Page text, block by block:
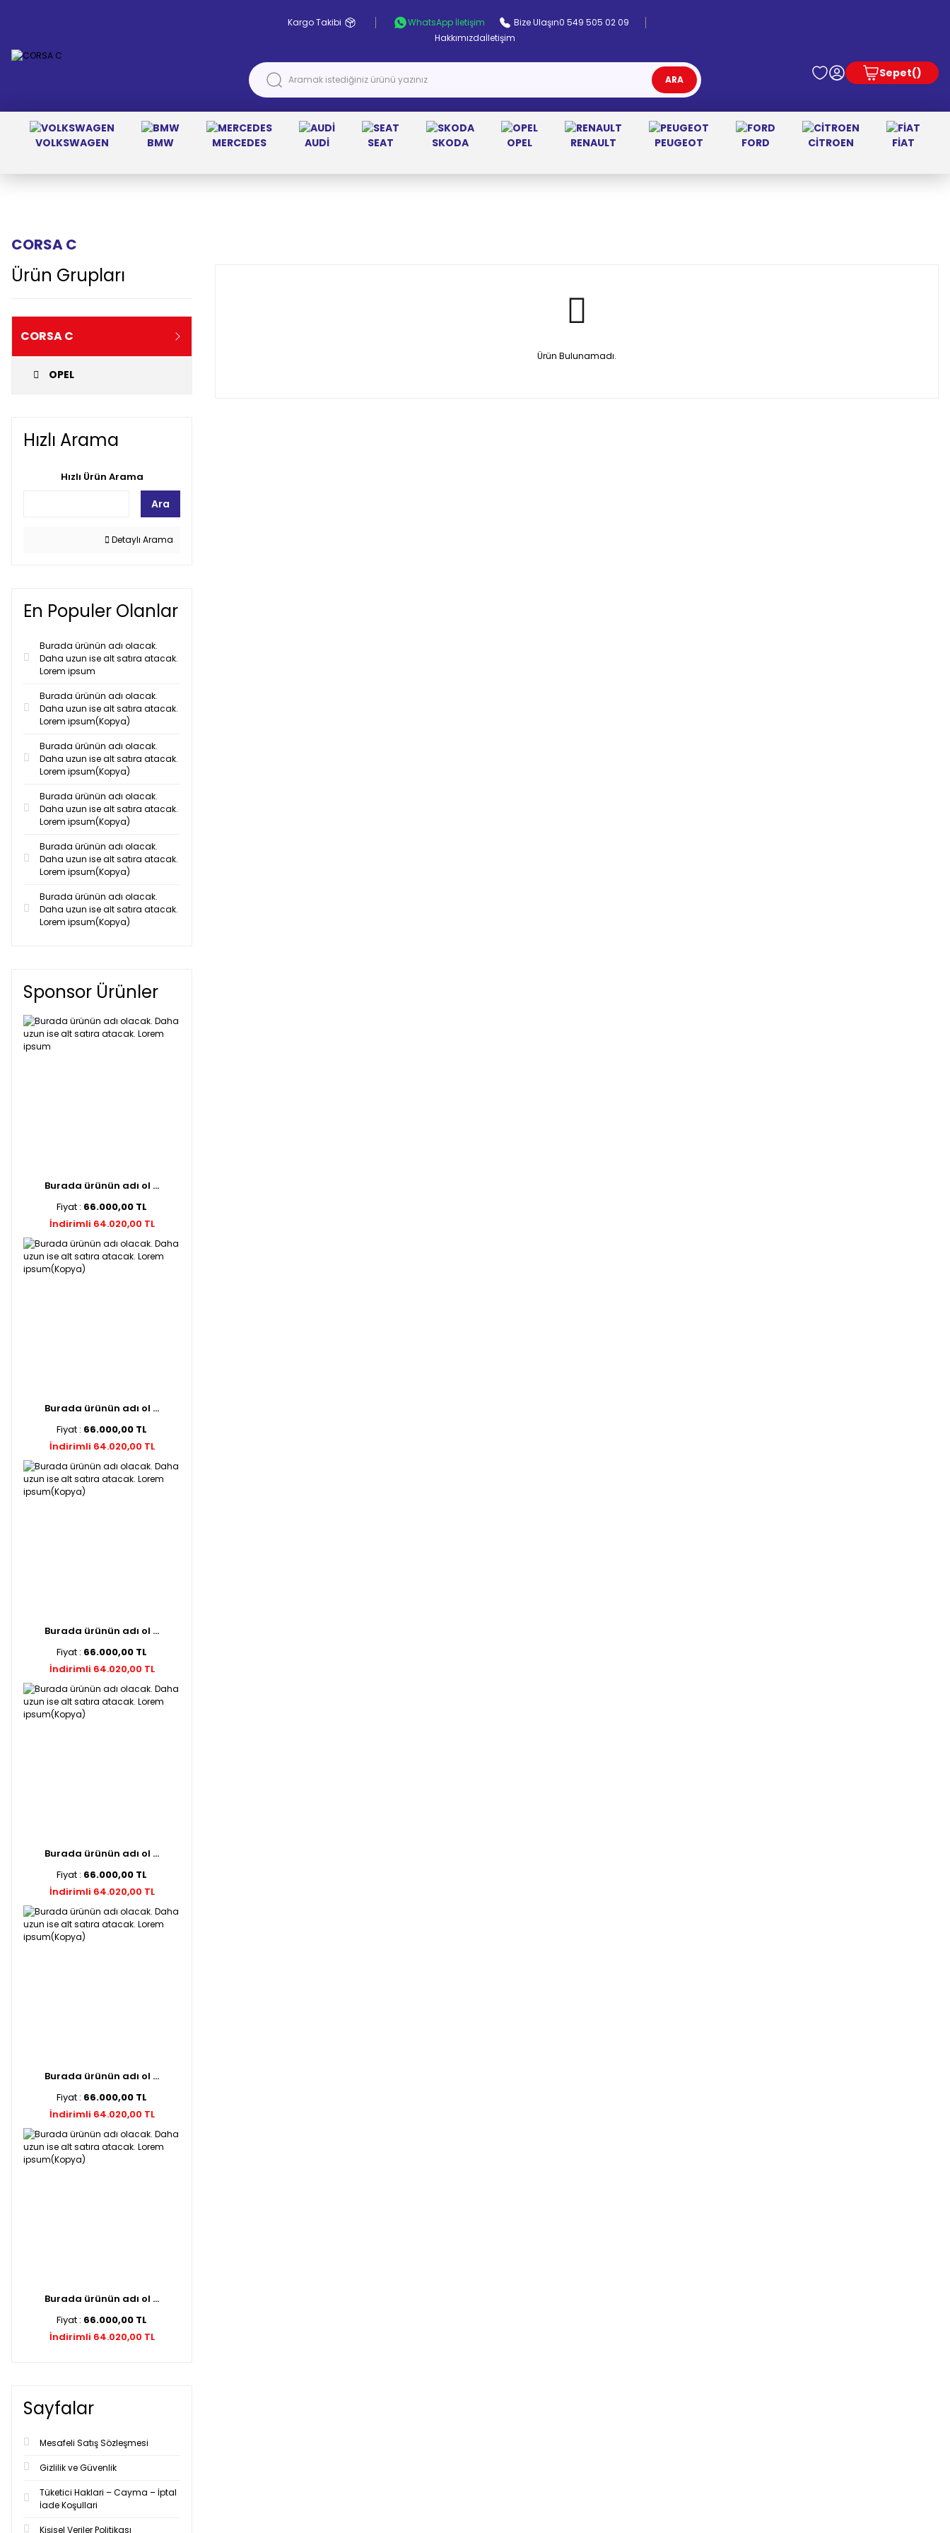
Kargo Takibi WhatsApp İletişim Bize Ulaşın0 549 505 02 09
Hakkımızdaİletişim
ARA Sepet
VOLKSWAGEN BMW MERCEDES AUDİ SEAT SKODA OPEL RENAULT PEUGEOT FORD CİTROEN FİAT
CORSA C
Ürün Grupları
CORSA C
OPEL
Hızlı Arama
Hızlı Ürün Arama
Ara
Detaylı Arama
En Populer Olanlar
Burada ürünün adı olacak.
Daha uzun ise alt satıra atacak.
Lorem ipsum
Burada ürünün adı olacak.
Daha uzun ise alt satıra atacak.
Lorem ipsum(Kopya)
Burada ürünün adı olacak.
Daha uzun ise alt satıra atacak.
Lorem ipsum(Kopya)
Burada ürünün adı olacak.
Daha uzun ise alt satıra atacak.
Lorem ipsum(Kopya)
Burada ürünün adı olacak.
Daha uzun ise alt satıra atacak.
Lorem ipsum(Kopya)
Burada ürünün adı olacak.
Daha uzun ise alt satıra atacak.
Lorem ipsum(Kopya)
Sponsor Ürünler
Burada ürünün adı ol ...
Fiyat : 66.000,00 TL
İndirimli 64.020,00 TL
Burada ürünün adı ol ...
Fiyat : 66.000,00 TL
İndirimli 64.020,00 TL
Burada ürünün adı ol ...
Fiyat : 66.000,00 TL
İndirimli 64.020,00 TL
Burada ürünün adı ol ...
Fiyat : 66.000,00 TL
İndirimli 64.020,00 TL
Burada ürünün adı ol ...
Fiyat : 66.000,00 TL
İndirimli 64.020,00 TL
Burada ürünün adı ol ...
Fiyat : 66.000,00 TL
İndirimli 64.020,00 TL
Sayfalar
Mesafeli Satış Sözleşmesi
Gizlilik ve Güvenlik
Tüketici Haklari – Cayma – İptal
İade Koşullari
Kişisel Veriler Politikası
Ürün Bulunamadı.